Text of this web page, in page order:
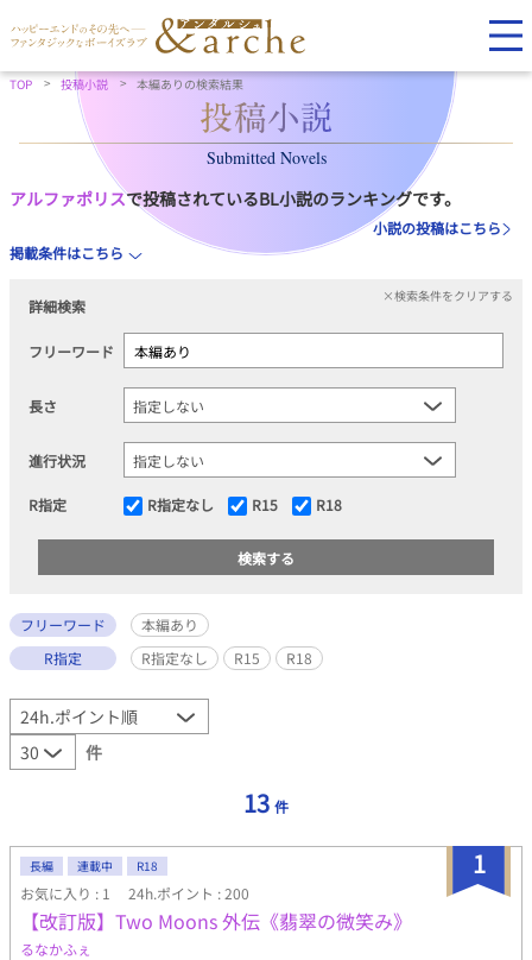
TOP 投稿小説 本編ありの検索結果
Submitted Novels
アルファポリスで投稿されているBL小説のランキングです。
小説の投稿はこちら
掲載条件はこちら
詳細検索
×検索条件をクリアする
フリーワード
長さ
進行状況
R指定 R指定なし R15 R18
フリーワード
本編あり
R指定
R指定なし R15 R18
件
13 件
1
長編 連載中 R18
お気に入り : 1 24h.ポイント : 200
【改訂版】Two Moons 外伝《翡翠の微笑み》
るなかふぇ